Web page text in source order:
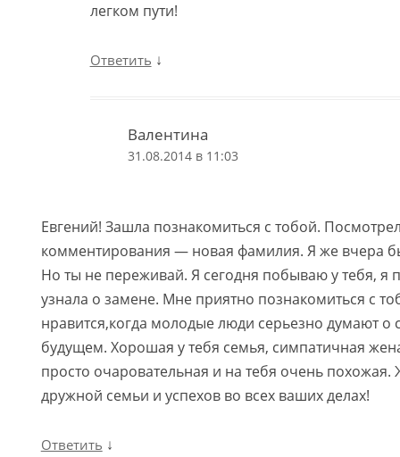
легком пути!
Ответить ↓
Валентина
31.08.2014 в 11:03
Евгений! Зашла познакомиться с тобой.
комментирования — новая фамилия. Я же вчера
Но ты не переживай. Я сегодня побываю у тебя, я
узнала о замене. Мне приятно познакомиться с
нравится,когда молодые люди серьезно думают о
будущем. Хорошая у тебя семья, симпатичная
просто очаровательная и на тебя очень
дружной семьи и успехов во всех ваших делах!
Ответить ↓